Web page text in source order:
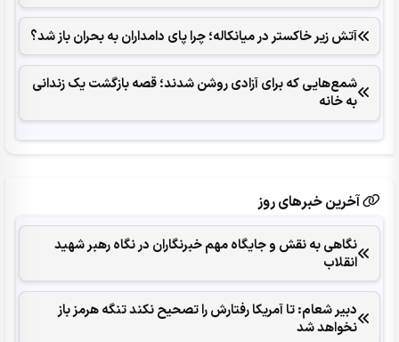
آتش زیر خاکستر در میانکاله؛ چرا پای دامداران به بحران باز شد؟
شمع‌هایی که ‌برای آزادی روشن شدند؛ قصه بازگشت یک زندانی
به خانه
آخرین خبرهای روز
نگاهی به نقش و جایگاه مهم خبرنگاران در نگاه رهبر شهید
انقلاب
دبیر شعام: تا آمریکا رفتارش را تصحیح نکند تنگه هرمز باز
نخواهد شد